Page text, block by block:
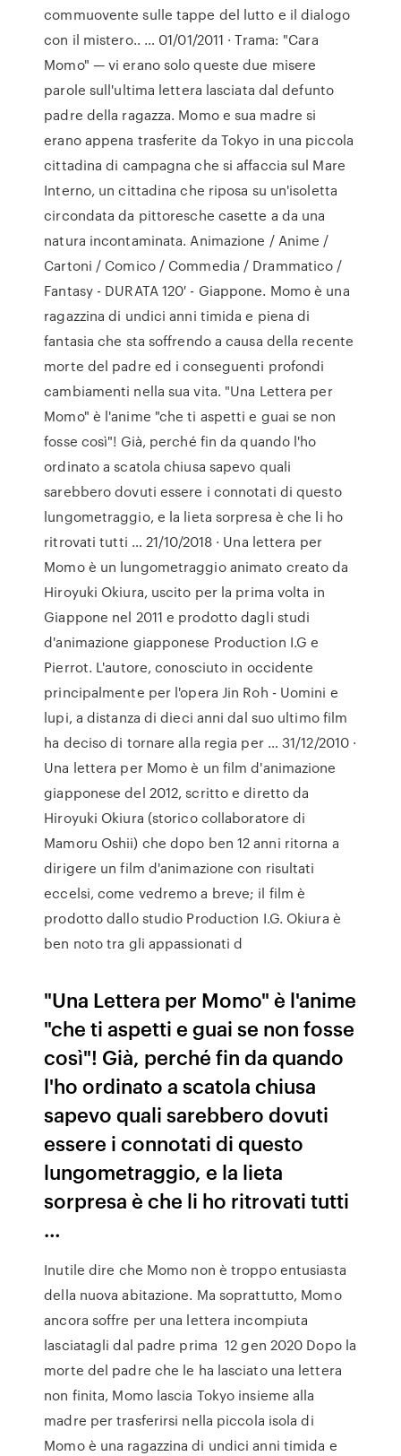
commuovente sulle tappe del lutto e il dialogo
con il mistero.. … 01/01/2011 · Trama: "Cara
Momo" — vi erano solo queste due misere
parole sull'ultima lettera lasciata dal defunto
padre della ragazza. Momo e sua madre si
erano appena trasferite da Tokyo in una piccola
cittadina di campagna che si affaccia sul Mare
Interno, un cittadina che riposa su un'isoletta
circondata da pittoresche casette a da una
natura incontaminata. Animazione / Anime /
Cartoni / Comico / Commedia / Drammatico /
Fantasy - DURATA 120′ - Giappone. Momo è una
ragazzina di undici anni timida e piena di
fantasia che sta soffrendo a causa della recente
morte del padre ed i conseguenti profondi
cambiamenti nella sua vita. "Una Lettera per
Momo" è l'anime "che ti aspetti e guai se non
fosse così"! Già, perché fin da quando l'ho
ordinato a scatola chiusa sapevo quali
sarebbero dovuti essere i connotati di questo
lungometraggio, e la lieta sorpresa è che li ho
ritrovati tutti … 21/10/2018 · Una lettera per
Momo è un lungometraggio animato creato da
Hiroyuki Okiura, uscito per la prima volta in
Giappone nel 2011 e prodotto dagli studi
d'animazione giapponese Production I.G e
Pierrot. L'autore, conosciuto in occidente
principalmente per l'opera Jin Roh - Uomini e
lupi, a distanza di dieci anni dal suo ultimo film
ha deciso di tornare alla regia per … 31/12/2010 ·
Una lettera per Momo è un film d'animazione
giapponese del 2012, scritto e diretto da
Hiroyuki Okiura (storico collaboratore di
Mamoru Oshii) che dopo ben 12 anni ritorna a
dirigere un film d'animazione con risultati
eccelsi, come vedremo a breve; il film è
prodotto dallo studio Production I.G. Okiura è
ben noto tra gli appassionati d
"Una Lettera per Momo" è l'anime
"che ti aspetti e guai se non fosse
così"! Già, perché fin da quando
l'ho ordinato a scatola chiusa
sapevo quali sarebbero dovuti
essere i connotati di questo
lungometraggio, e la lieta
sorpresa è che li ho ritrovati tutti
…
Inutile dire che Momo non è troppo entusiasta
della nuova abitazione. Ma soprattutto, Momo
ancora soffre per una lettera incompiuta
lasciatagli dal padre prima 12 gen 2020 Dopo la
morte del padre che le ha lasciato una lettera
non finita, Momo lascia Tokyo insieme alla
madre per trasferirsi nella piccola isola di
Momo è una ragazzina di undici anni timida e